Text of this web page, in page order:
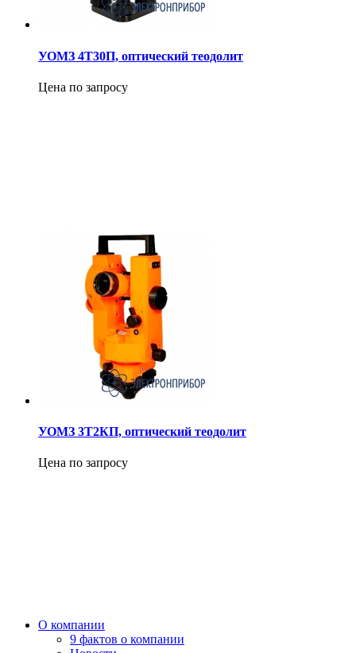
УОМЗ 4Т30П, оптический теодолит
Цена по запросу
УОМЗ 3Т2КП, оптический теодолит
Цена по запросу
О компании
9 фактов о компании